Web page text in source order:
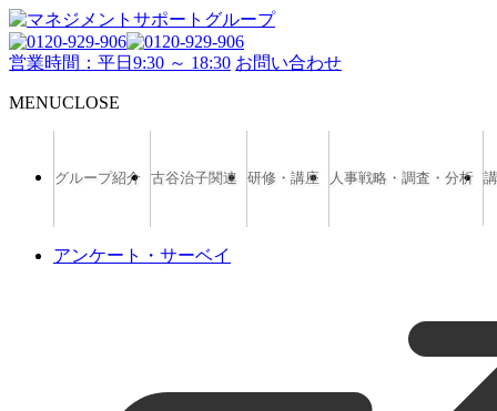
営業時間：平日9:30 ～ 18:30 お問い合わせ
MENUCLOSE
グループ紹介 古谷治子関連 研修・講座 人事戦略・調査・分析
アンケート・サーベイ